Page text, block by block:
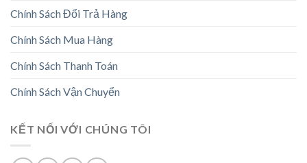
Chính Sách Đổi Trả Hàng
Chính Sách Mua Hàng
Chính Sách Thanh Toán
Chính Sách Vận Chuyển
KẾT NỐI VỚI CHÚNG TÔI